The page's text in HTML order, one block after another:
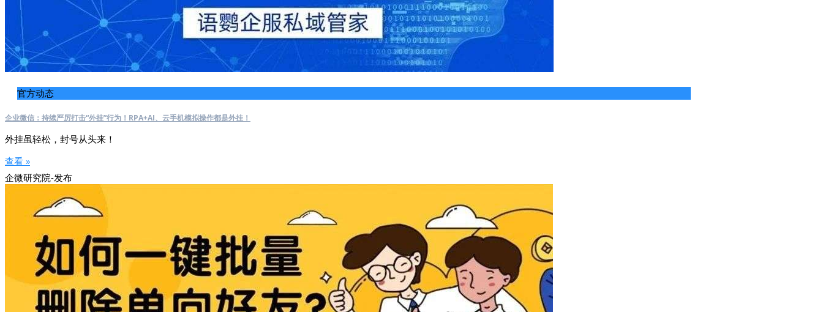
官方动态
企业微信：持续严厉打击“外挂”行为！RPA+AI、云手机模拟操作都是外挂！
外挂虽轻松，封号从头来！
查看 »
企微研究院-发布